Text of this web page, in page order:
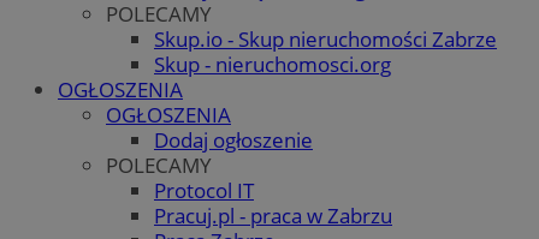
POLECAMY
Skup.io - Skup nieruchomości Zabrze
Skup - nieruchomosci.org
OGŁOSZENIA
OGŁOSZENIA
Dodaj ogłoszenie
POLECAMY
Protocol IT
Pracuj.pl - praca w Zabrzu